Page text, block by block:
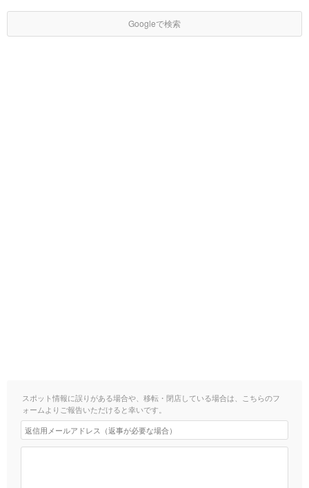
Googleで検索
スポット情報に誤りがある場合や、移転・閉店している場合は、こちらのフ
ォームよりご報告いただけると幸いです。